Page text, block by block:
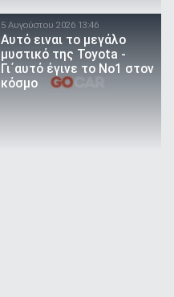
5 Αυγούστου 2026 13:46
Αυτό ειναι τo μεγάλο
μυστικό της Toyota -
Γι΄αυτό έγινε το Νο1 στον
κόσμο